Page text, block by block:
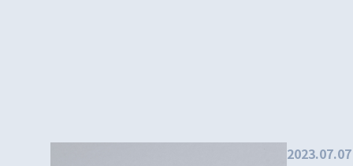
2023.07.07